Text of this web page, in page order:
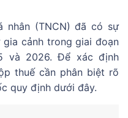
nhân (TNCN) đã có sự
cảnh trong giai đoạn
và 2026. Để xác định
thuế cần phân biệt rõ
quy định dưới đây.